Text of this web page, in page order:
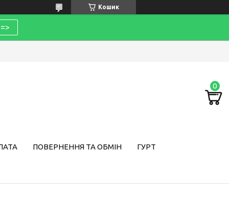
Кошик
=>
ПОВЕРНЕННЯ ТА ОБМІН ГУРТ